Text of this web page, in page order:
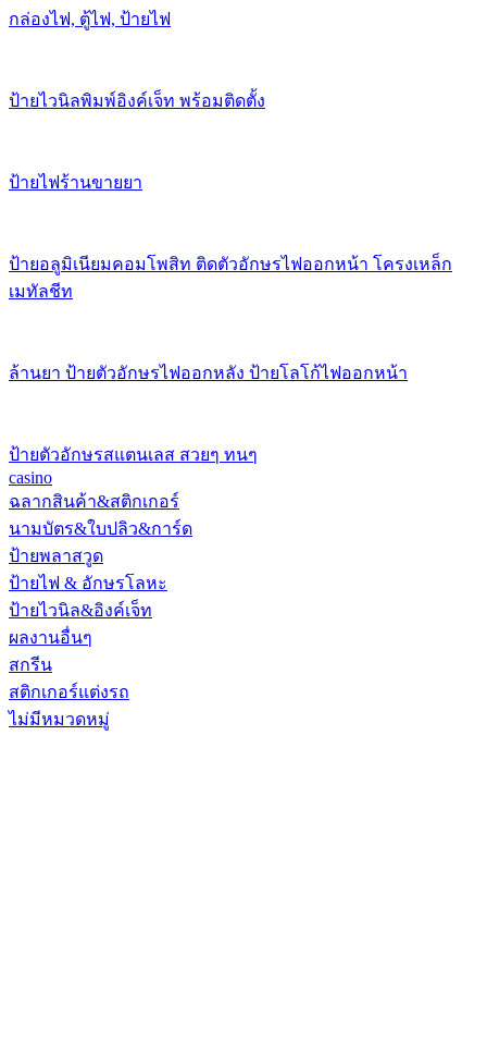
กล่องไฟ, ตู้ไฟ, ป้ายไฟ
ป้ายไวนิลพิมพ์อิงค์เจ็ท พร้อมติดตั้ง
ป้ายไฟร้านขายยา
ป้ายอลูมิเนียมคอมโพสิท ติดตัวอักษรไฟออกหน้า โครงเหล็ก
เมทัลชีท
ล้านยา ป้ายตัวอักษรไฟออกหลัง ป้ายโลโก้ไฟออกหน้า
ป้ายตัวอักษรสแตนเลส สวยๆ ทนๆ
casino
ฉลากสินค้า&สติกเกอร์
นามบัตร&ใบปลิว&การ์ด
ป้ายพลาสวูด
ป้ายไฟ & อักษรโลหะ
ป้ายไวนิล&อิงค์เจ็ท
ผลงานอื่นๆ
สกรีน
สติกเกอร์แต่งรถ
ไม่มีหมวดหมู่